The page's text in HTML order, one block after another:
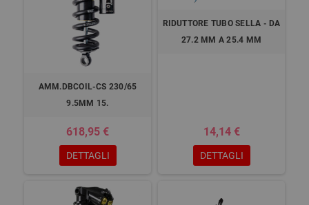
AMM.DBCOIL-CS 230/65
9.5MM 15.
618,95 €
DETTAGLI
RIDUTTORE TUBO SELLA - DA
27.2 MM A 25.4 MM
14,14 €
DETTAGLI